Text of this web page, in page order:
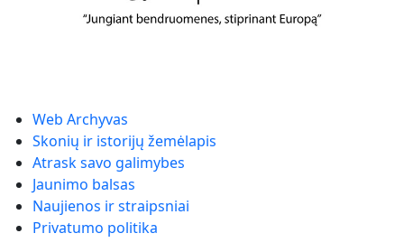
Web Archyvas
Skonių ir istorijų žemėlapis
Atrask savo galimybes
Jaunimo balsas
Naujienos ir straipsniai
Privatumo politika